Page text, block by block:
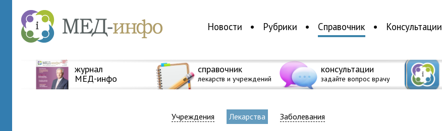
Новости Рубрики Справочник Консультации
журнал
МЕД-инфо
справочник
лекарств и учреждений
консультации
задайте вопрос врачу
Учреждения Лекарства Заболевания